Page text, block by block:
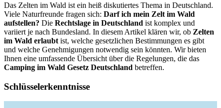
Das Zelten im Wald ist ein heiß diskutiertes Thema in Deutschland.
Viele Naturfreunde fragen sich: Darf ich mein Zelt im Wald
aufstellen? Die Rechtslage in Deutschland ist komplex und
variiert je nach Bundesland. In diesem Artikel klären wir, ob Zelten
im Wald erlaubt ist, welche gesetzlichen Bestimmungen es gibt
und welche Genehmigungen notwendig sein könnten. Wir bieten
Ihnen eine umfassende Übersicht über die Regelungen, die das
Camping im Wald Gesetz Deutschland betreffen.
Schlüsselerkenntnisse